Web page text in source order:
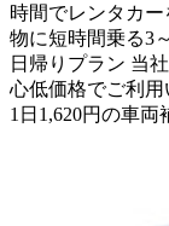
時間でレンタカ
物に短時間乗る3
日帰りプラン 当
心低価格でご利用
1日1,620円の車両